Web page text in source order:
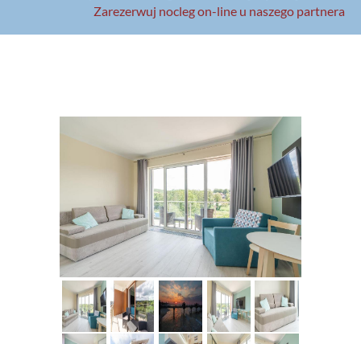
Zarezerwuj nocleg on-line u naszego partnera